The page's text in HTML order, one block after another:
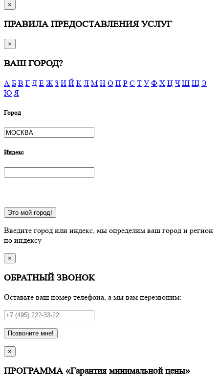
×
ПРАВИЛА ПРЕДОСТАВЛЕНИЯ УСЛУГ
×
ВАШ ГОРОД?
А Б В Г Д Е Ж З И Й К Л М Н О П Р С Т У Ф Х Ц Ч Ш Щ Э
Ю Я
Город
Индекс
Это мой город!
Введите город или индекс, мы определим ваш город и регион
по индексу
×
ОБРАТНЫЙ ЗВОНОК
Оставьте ваш номер телефона, а мы вам перезвоним:
Позвоните мне!
×
ПРОГРАММА «Гарантия минимальной цены»